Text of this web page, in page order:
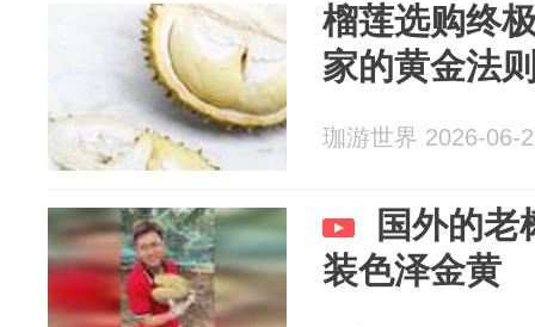
榴莲选购终
家的黄金法
珈游世界 2026-06-
国外的老
装色泽金黄